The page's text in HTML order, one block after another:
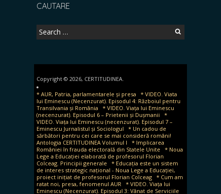
CAUTARE
Search
for:
Copyright © 2026, CERTITUDINEA.
* AUR, Patria, parlamentarele și presa
* VIDEO. Viata
lui Eminescu (Necenzurat). Episodul 4: Războiul pentru
Transilvania și România
* VIDEO. Viața lui Eminescu
(necenzurat). Episodul 6 – Prietenii și Dușmanii
*
VIDEO. Viața lui Eminescu (necenzurat). Episodul 7 –
Eminescu Jurnalistul și Sociologul
* Un cadou de
sărbători pentru cei care se mai consideră români!
Antologia CERTITUDINEA Volumul I
* Implicarea
României în frauda electorală din Statele Unite
* Noua
Lege a Educației elaborată de profesorul Florian
Colceag. Principii generale
* Educația este un sistem
de interes strategic național - Noua Lege a Educației,
proiect inițiat de profesorul Florian Colceag * Cum am
ratat noi, presa, fenomenul AUR
* VIDEO. Viața lui
Eminescu (Necenzurat). Episodul 3: Vânat de Serviciile